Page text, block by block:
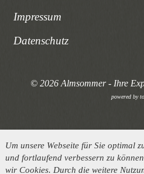
Impressum
Datenschutz
© 2026 Almsommer - Ihre
powered by
Um unsere Webseite für Sie optimal
und fortlaufend verbessern zu
wir Cookies. Durch die weitere